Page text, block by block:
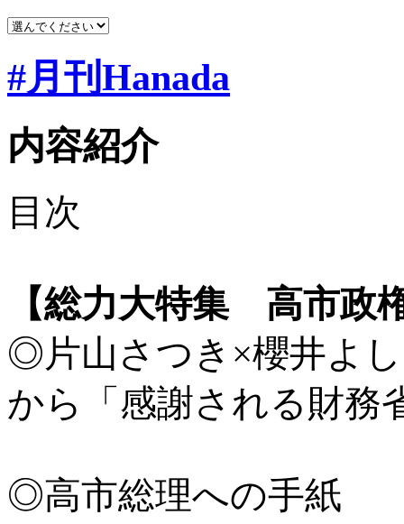
#月刊Hanada
内容紹介
目次
【総力大特集 高市政
◎片山さつき×櫻井よ
から「感謝される財務
◎高市総理への手紙